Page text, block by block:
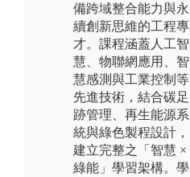
備跨域整合能力與永
續創新思維的工程專
才。課程涵蓋人工智
慧、物聯網應用、智
慧感測與工業控制等
先進技術，結合碳足
跡管理、再生能源系
統與綠色製程設計，
建立完整之「智慧 ×
綠能」學習架構。學